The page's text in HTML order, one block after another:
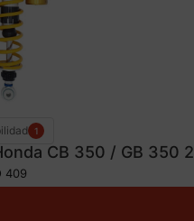
1
CB 350 / GB 350
409